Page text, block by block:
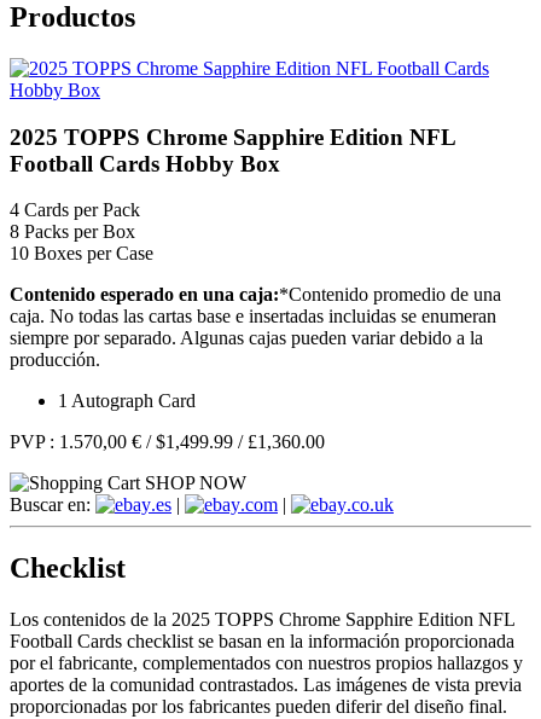
Productos
2025 TOPPS Chrome Sapphire Edition NFL
Football Cards Hobby Box
4 Cards per Pack
8 Packs per Box
10 Boxes per Case
Contenido esperado en una caja:*Contenido promedio de una
caja. No todas las cartas base e insertadas incluidas se enumeran
siempre por separado. Algunas cajas pueden variar debido a la
producción.
1 Autograph Card
PVP : 1.570,00 € /$1,499.99 / £1,360.00
SHOP NOW
Buscar en:
.es .com .co.uk
Checklist
Los contenidos de la 2025 TOPPS Chrome Sapphire Edition NFL
Football Cards checklist se basan en la información proporcionada
por el fabricante, complementados con nuestros propios hallazgos y
aportes de la comunidad contrastados. Las imágenes de vista previa
proporcionadas por los fabricantes pueden diferir del diseño final.